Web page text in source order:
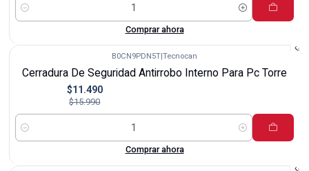
Cantidad
Comprar ahora
B0CN9PDN5T Tecnocan
Cerradura De Seguridad Antirrobo Interno Para Pc Torre
$11.490
$15.990
Cantidad
Comprar ahora